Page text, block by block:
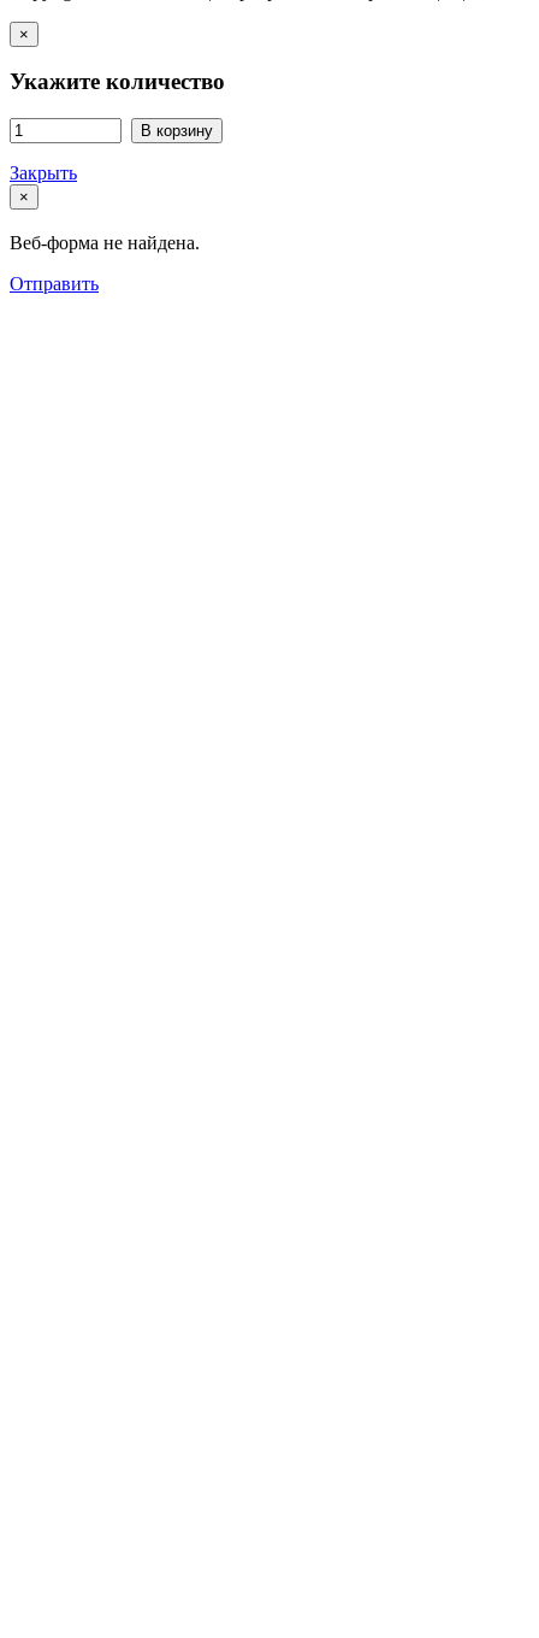
×
Укажите количество
В корзину
Закрыть
×
Веб-форма не найдена.
Отправить